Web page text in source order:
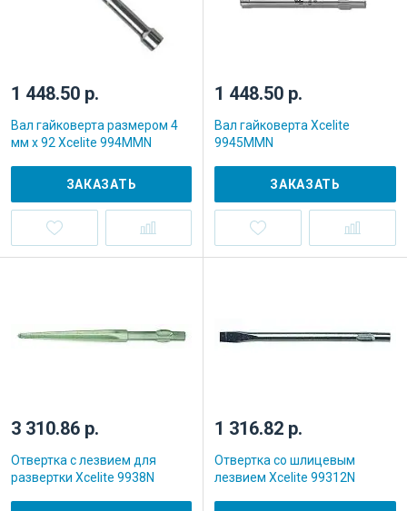
1 448.50 р.
Вал гайковерта размером 4
мм x 92 Xcelite 994MMN
ЗАКАЗАТЬ
1 448.50 р.
Вал гайковерта Xcelite
9945MMN
ЗАКАЗАТЬ
3 310.86 р.
Отвертка с лезвием для
развертки Xcelite 9938N
1 316.82 р.
Отвертка со шлицевым
лезвием Xcelite 99312N